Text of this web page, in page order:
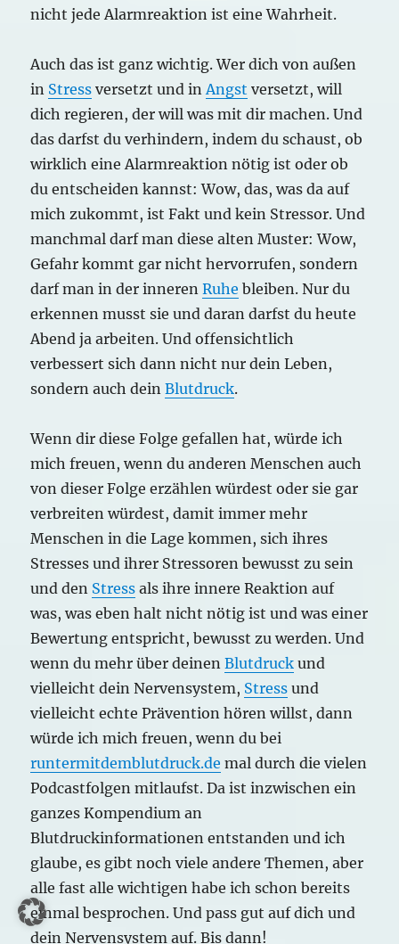
nicht jede Alarmreaktion ist eine Wahrheit.
Auch das ist ganz wichtig. Wer dich von außen
in Stress versetzt und inAngst versetzt, will
dich regieren, der will was mit dir machen. Und
das darfst du verhindern, indem du schaust, ob
wirklich eine Alarmreaktion nötig ist oder ob
du entscheiden kannst: Wow, das, was da auf
mich zukommt, ist Fakt und kein Stressor. Und
manchmal darf man diese alten Muster: Wow,
Gefahr kommt gar nicht hervorrufen, sondern
darf man in der innerenRuhe bleiben. Nur du
erkennen musst sie und daran darfst du heute
Abend ja arbeiten. Und offensichtlich
verbessert sich dann nicht nur dein Leben,
sondern auch deinBlutdruck.
Wenn dir diese Folge gefallen hat, würde ich
mich freuen, wenn du anderen Menschen auch
von dieser Folge erzählen würdest oder sie gar
verbreiten würdest, damit immer mehr
Menschen in die Lage kommen, sich ihres
Stresses und ihrer Stressoren bewusst zu sein
und den Stress als ihre innere Reaktion auf
was, was eben halt nicht nötig ist und was einer
Bewertung entspricht, bewusst zu werden. Und
wenn du mehr über deinenBlutdruck und
vielleicht dein Nervensystem, Stress und
vielleicht echte Prävention hören willst, dann
würde ich mich freuen, wenn du bei
runtermitdemblutdruck.de mal durch die vielen
Podcastfolgen mitlaufst. Da ist inzwischen ein
ganzes Kompendium an
Blutdruckinformationen entstanden und ich
glaube, es gibt noch viele andere Themen, aber
alle fast alle wichtigen habe ich schon bereits
einmal besprochen. Und pass gut auf dich und
dein Nervensystem auf. Bis dann!